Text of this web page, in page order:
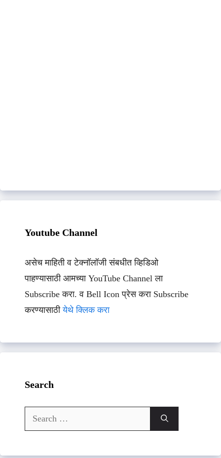
Youtube Channel
असेच माहिती व टेक्नॉलॉजी संबधीत व्हिडिओ
पाहण्यासाठी आमच्या YouTube Channel ला
Subscribe करा. व Bell Icon प्रेस करा Subscribe
करण्यासाठीयेथे क्लिक करा
Search
Search
for: